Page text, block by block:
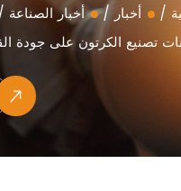
/ أخبار/ أخبار الصناعة
تصنيع الكرتون على جودة